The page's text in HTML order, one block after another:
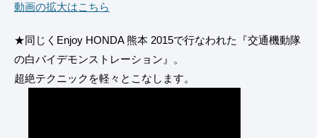
動画の拡大はこちら
★同じくEnjoy HONDA 熊本 2015で行なわれた『交通機動隊
の白バイデモンストレーション』。
超絶テクニックを軽々とこなします。